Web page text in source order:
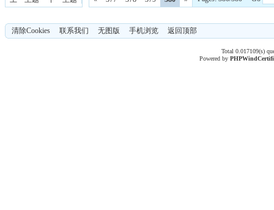
清除Cookies 联系我们 无图版 手机浏览 返回顶部
Total 0.017109(s)
Powered byPHPWind